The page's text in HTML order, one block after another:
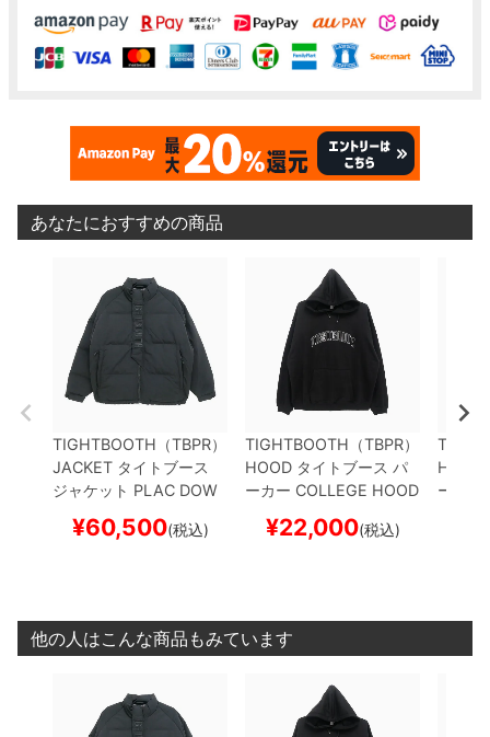
あなたにおすすめの商品
TIGHTBOOTH（TBPR）
JACKET タイトブース
ジャケット PLAC DOW
ボード スケボー
¥60,500(税込)
TIGHTBOOTH（TBPR）
HOOD タイトブース パ
ーカー COLLEGE HOOD
ド スケボー
¥22,000(税込)
HOOD
ーカー
他の人はこんな商品もみています